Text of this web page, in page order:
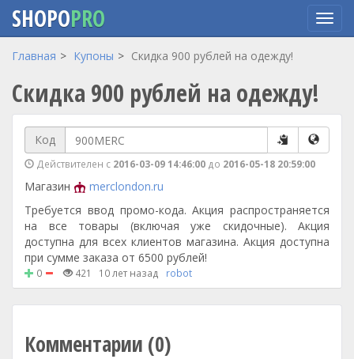
Перейти
основному
содержанию
SHOPOPRO
Главная Купоны Скидка 900 рублей на одежду!
Скидка 900 рублей на одежду!
Код
Действителен с 2016-03-09 14:46:00 до 2016-05-18 20:59:00
Магазин
merclondon.ru
Требуется ввод промо-кода. Акция распространяется
на все товары (включая уже скидочные). Акция
доступна для всех клиентов магазина. Акция доступна
при сумме заказа от 6500 рублей!
0 421 10 лет назад robot
Комментарии (0)